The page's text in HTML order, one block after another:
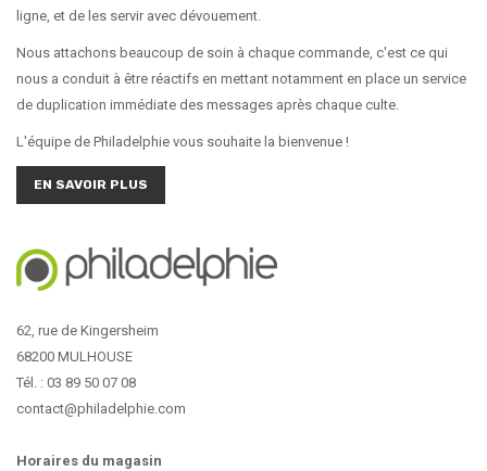
ligne, et de les servir avec dévouement.
Nous attachons beaucoup de soin à chaque commande, c'est ce qui
nous a conduit à être réactifs en mettant notamment en place un service
de duplication immédiate des messages après chaque culte.
L'équipe de Philadelphie vous souhaite la bienvenue !
EN SAVOIR PLUS
62, rue de Kingersheim
68200 MULHOUSE
Tél. : 03 89 50 07 08
contact@philadelphie.com
Horaires du magasin